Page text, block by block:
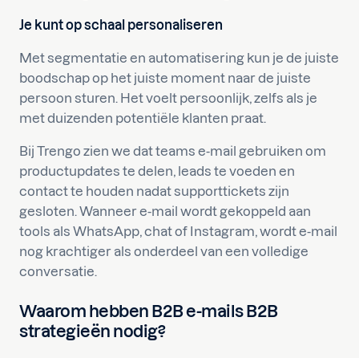
Je kunt op schaal personaliseren
Met segmentatie en automatisering kun je de juiste
boodschap op het juiste moment naar de juiste
persoon sturen. Het voelt persoonlijk, zelfs als je
met duizenden potentiële klanten praat.
Bij Trengo zien we dat teams e-mail gebruiken om
productupdates te delen, leads te voeden en
contact te houden nadat supporttickets zijn
gesloten. Wanneer e-mail wordt gekoppeld aan
tools als WhatsApp, chat of Instagram, wordt e-mail
nog krachtiger als onderdeel van een volledige
conversatie.
Waarom hebben B2B e-mails B2B
strategieën nodig?